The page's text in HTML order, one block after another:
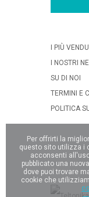
I PIÙ
I NOSTRI
SU DI NOI
TERMINI E
POLITICA
Per offrirti la
questo sito utilizza i
acconsenti
pubblicato una
dove puoi trovare
cookie che